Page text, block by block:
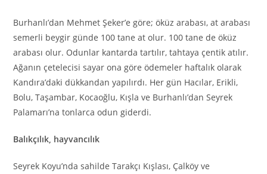
Burhanlı’dan Mehmet Şeker’e göre; öküz arabası, at arabası
semerli beygir günde 100 tane at olur. 100 tane de öküz
arabası olur. Odunlar kantarda tartılır, tahtaya çentik atılır.
Ağanın çetelecisi sayar ona göre ödemeler haftalık olarak
Kandıra’daki dükkandan yapılırdı. Her gün Ha­cılar, Erikli,
Bolu, Taşambar, Kocaoğlu, Kışla ve Burhanlı’dan Seyrek
Palamarı’na tonlarca odun giderdi.
Balıkçılık, hayvancılık
Seyrek Koyu’nda sahilde Tarakçı Kışlası, Çalköy ve